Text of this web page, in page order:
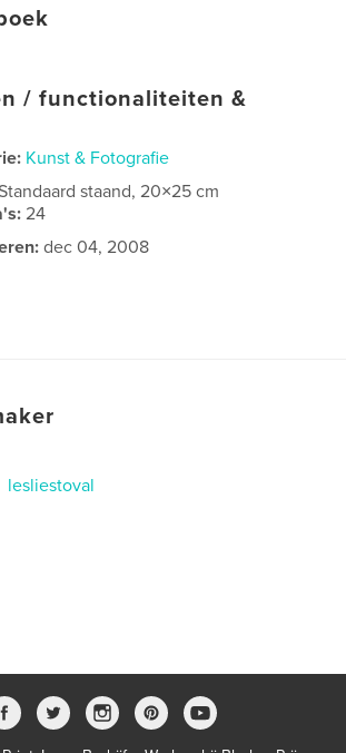
/ functionaliteiten &
Kunst & Fotografie
staand, 20×25 cm
24
dec 04, 2008
lesliestoval